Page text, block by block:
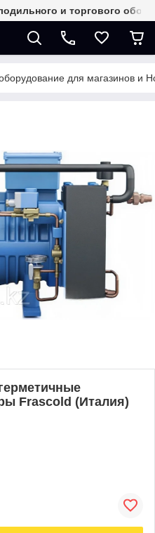
и торгового
для магазинов и
Frascold (Италия)